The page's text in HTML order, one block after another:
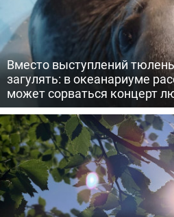
Вместо выступлений
загулять: в океанариуме
может сорваться концерт